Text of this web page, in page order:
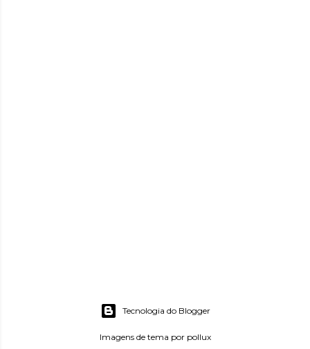
Tecnologia do Blogger
Imagens de tema por pollux